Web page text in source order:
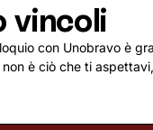
vincoli
con Unobravo è
è ciò che ti